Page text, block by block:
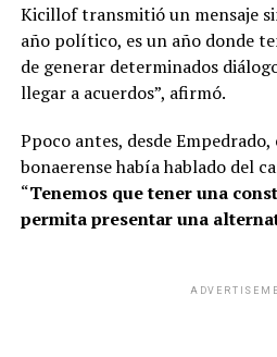
Kicillof transmitió un mensaje
año político, es un año donde
de generar determinados
llegar a acuerdos”, afirmó.
Ppoco antes, desde
bonaerense había hablado del
“Tenemos que tener una
permita presentar una